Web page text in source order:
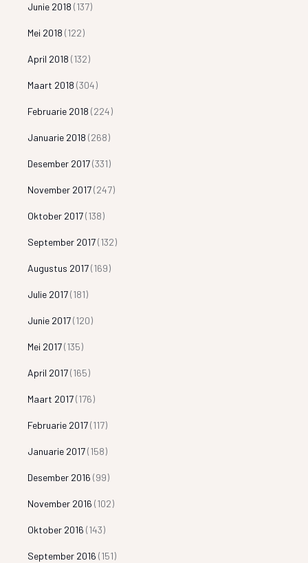
Junie 2018 (137)
Mei 2018 (122)
April 2018 (132)
Maart 2018 (304)
Februarie 2018 (224)
Januarie 2018 (268)
Desember 2017(331)
November 2017(247)
Oktober 2017(138)
September 2017(132)
Augustus 2017(169)
Julie 2017(181)
Junie 2017(120)
Mei 2017(135)
April 2017(165)
Maart 2017(176)
Februarie 2017(117)
Januarie 2017(158)
Desember 2016 (99)
November 2016 (102)
Oktober 2016 (143)
September 2016 (151)